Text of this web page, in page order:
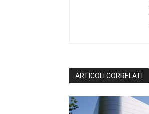
ARTICOLI CORRELATI